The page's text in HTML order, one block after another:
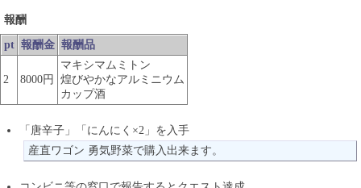
報酬
pt 報酬金 報酬品
2 8000円
マキシマムミトン
煌びやかなアルミニウム
カップ酒
「唐辛子」「にんにく×2」を入手
産直ワゴン 勇気野菜で購入出来ます。